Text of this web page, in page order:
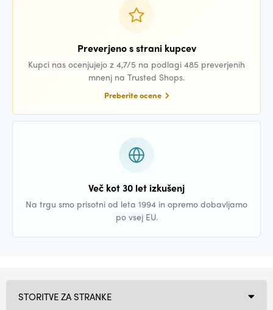
Preverjeno s strani kupcev
Kupci nas ocenjujejo z 4,7/5 na podlagi 485 preverjenih
mnenj na Trusted Shops.
Preberite ocene
Več kot 30 let izkušenj
Na trgu smo prisotni od leta 1994 in opremo dobavljamo
po vsej EU.
STORITVE ZA STRANKE